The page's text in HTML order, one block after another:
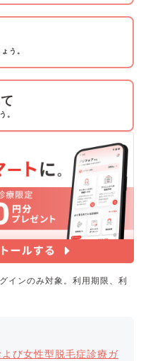
う。
。
インのみ対象。利用期限、利
び女性型脱毛症診療ガ